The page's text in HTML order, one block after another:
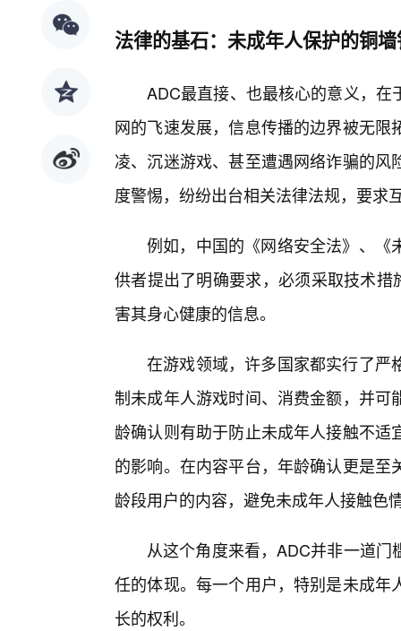
法律的基石：未成年人保护的铜
ADC最直接、也最核心的意义，
网的飞速发展，信息传播的边界被无
凌、沉迷游戏、甚至遭遇网络诈骗的
度警惕，纷纷出台相关法律法规，要求
例如，中国的《网络安全法》、《
供者提出了明确要求，必须采取技术
害其身心健康的信息。
在游戏领域，许多国家都实行了严
制未成年人游戏时间、消费金额，并
龄确认则有助于防止未成年人接触不
的影响。在内容平台，年龄确认更是
龄段用户的内容，避免未成年人接触色
从这个角度来看，ADC并非一道
任的体现。每一个用户，特别是未成
长的权利。